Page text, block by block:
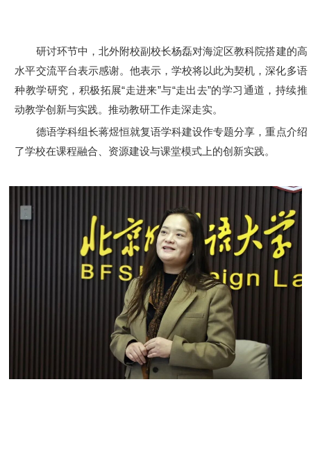
研讨环节中，北外附校副校长杨磊对海淀区教科院搭建的高
水平交流平台表示感谢。他表示，学校将以此为契机，深化多语
种教学研究，积极拓展“走进来”与“走出去”的学习通道，持续推
动教学创新与实践。推动教研工作走深走实。
德语学科组长蒋煜恒就复语学科建设作专题分享，重点介绍
了学校在课程融合、资源建设与课堂模式上的创新实践。